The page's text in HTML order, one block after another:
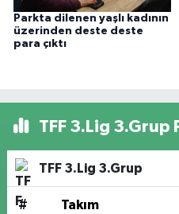
Parkta dilenen yaşlı kadının
üzerinden deste deste
para çıktı
TFF 3.Lig 3.Grup
TFF 3.Lig 3.Grup
# Takım